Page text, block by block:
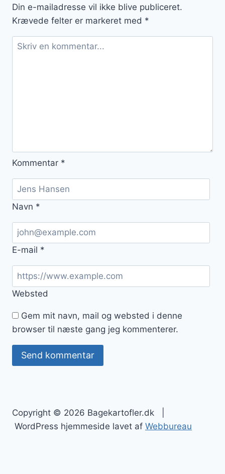
Din e-mailadresse vil ikke blive publiceret.
Krævede felter er markeret med *
Kommentar *
Navn *
E-mail *
Websted
Gem mit navn, mail og websted i denne
browser til næste gang jeg kommenterer.
Copyright © 2026 Bagekartofler.dk |
WordPress hjemmeside lavet af Webbureau